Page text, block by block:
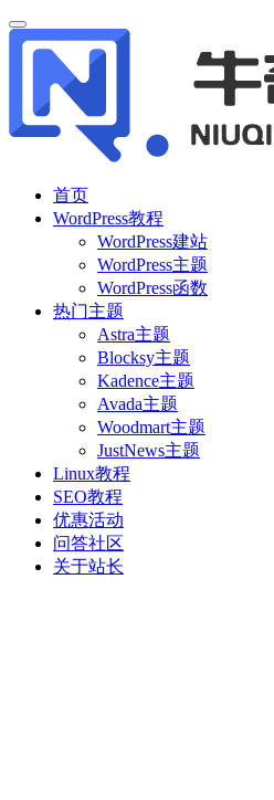
首页
WordPress教程
WordPress建站
WordPress主题
WordPress函数
热门主题
Astra主题
Blocksy主题
Kadence主题
Avada主题
Woodmart主题
JustNews主题
Linux教程
SEO教程
优惠活动
问答社区
关于站长